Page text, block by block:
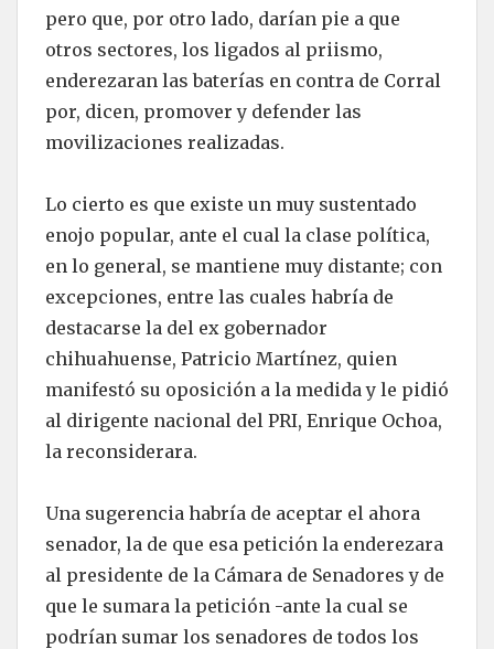
pero que, por otro lado, darían pie a que
otros sectores, los ligados al priismo,
enderezaran las baterías en contra de Corral
por, dicen, promover y defender las
movilizaciones realizadas.
Lo cierto es que existe un muy sustentado
enojo popular, ante el cual la clase política,
en lo general, se mantiene muy distante; con
excepciones, entre las cuales habría de
destacarse la del ex gobernador
chihuahuense, Patricio Martínez, quien
manifestó su oposición a la medida y le pidió
al dirigente nacional del PRI, Enrique Ochoa,
la reconsiderara.
Una sugerencia habría de aceptar el ahora
senador, la de que esa petición la enderezara
al presidente de la Cámara de Senadores y de
que le sumara la petición -ante la cual se
podrían sumar los senadores de todos los